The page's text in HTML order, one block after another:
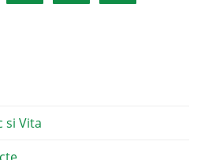
si Vita